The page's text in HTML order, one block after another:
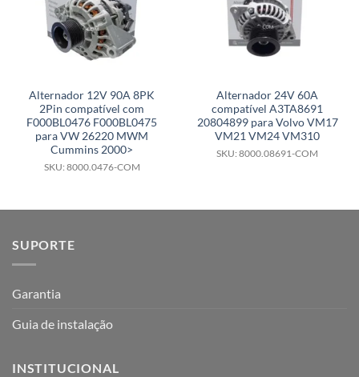
Alternador 12V 90A 8PK
2Pin compatível com
F000BL0476 F000BL0475
para VW 26220 MWM
Cummins 2000>
SKU: 8000.0476-COM
Alternador 24V 60A
compatível A3TA8691
20804899 para Volvo VM17
VM21 VM24 VM310
SKU: 8000.08691-COM
SUPORTE
Garantia
Guia de instalação
INSTITUCIONAL